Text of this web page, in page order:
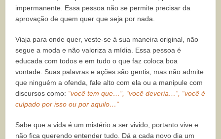
impermanente. Essa pessoa não se permite precisar da
aprovação de quem quer que seja por nada.
Viaja para onde quer, veste-se à sua maneira original, não
segue a moda e não valoriza a mídia. Essa pessoa é
educada com todos e em tudo o que faz coloca boa
vontade. Suas palavras e ações são gentis, mas não admite
que ninguém a ofenda, fale altocom ela ou a manipule com
discursos como: “você tem que…”, “você deveria…”, “você é
culpado por isso ou por aquilo…”
Sabe que a vida é um mistério a ser vivido, portanto vive e
não fica querendoentender tudo. Dá a cada novo dia um